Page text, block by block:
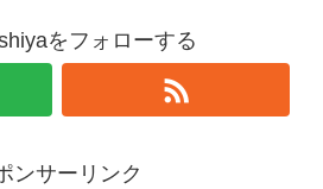
をフォローする
ンサーリンク